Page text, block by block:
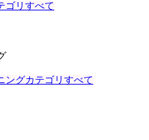
ゴリすべて
ングカテゴリすべて